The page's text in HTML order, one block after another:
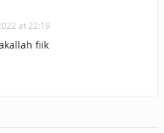
at 22:19
fiik